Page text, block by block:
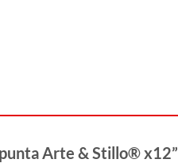
Arte & Stillo® x12”